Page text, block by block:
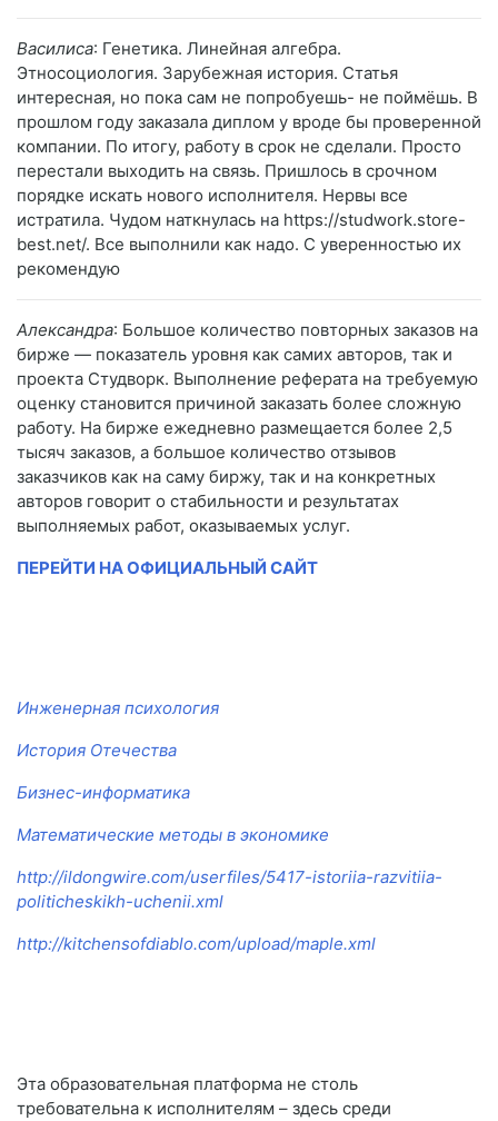
Василиса: Генетика. Линейная алгебра.
Этносоциология. Зарубежная история. Статья
интересная, но пока сам не попробуешь- не поймёшь. В
прошлом году заказала диплом у вроде бы проверенной
компании. По итогу, работу в срок не сделали. Просто
перестали выходить на связь. Пришлось в срочном
порядке искать нового исполнителя. Нервы все
истратила. Чудом наткнулась на https://studwork.store-
best.net/. Все выполнили как надо. С уверенностью их
рекомендую
Александра: Большое количество повторных заказов на
бирже — показатель уровня как самих авторов, так и
проекта Студворк. Выполнение реферата на требуемую
оценку становится причиной заказать более сложную
работу. На бирже ежедневно размещается более 2,5
тысяч заказов, а большое количество отзывов
заказчиков как на саму биржу, так и на конкретных
авторов говорит о стабильности и результатах
выполняемых работ, оказываемых услуг.
ПЕРЕЙТИ НА ОФИЦИАЛЬНЫЙ САЙТ
Инженерная психология
История Отечества
Бизнес-информатика
Математические методы в экономике
http://ildongwire.com/userfiles/5417-istoriia-razvitiia-
politicheskikh-uchenii.xml
http://kitchensofdiablo.com/upload/maple.xml
Эта образовательная платформа не столь
требовательна к исполнителям – здесь среди